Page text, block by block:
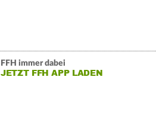
FFH immer dabei
JETZT FFH APP LADEN